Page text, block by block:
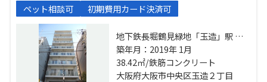
ペット相談可 初期費用カード決済可
地下鉄長堀鶴見緑地「玉造」駅 徒
歩2分 大阪環状線「玉造」駅 徒歩8
分 大阪環状線「森ノ宮」駅 徒歩14
分
築年月：2019年 1月
38.42㎡/鉄筋コンクリート
大阪府大阪市中央区玉造２丁目